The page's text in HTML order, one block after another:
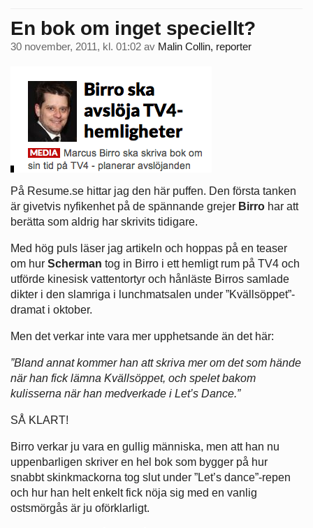
En bok om inget speciellt?
30 november, 2011, kl. 01:02 av Malin Collin, reporter
På Resume.se hittar jag den här puffen. Den första tanken
är givetvis nyfikenhet på de spännande grejer Birro har att
berätta som aldrig har skrivits tidigare.
Med hög puls läser jag artikeln och hoppas på en teaser
om hur Scherman tog in Birro i ett hemligt rum på TV4 och
utförde kinesisk vattentortyr och hånläste Birros samlade
dikter i den slamriga i lunchmatsalen under ”Kvällsöppet”-
dramat i oktober.
Men det verkar inte vara mer upphetsande än det här:
”Bland annat kommer han att skriva mer om det som hände
när han fick lämna Kvällsöppet, och spelet bakom
kulisserna när han medverkade i Let’s Dance.”
SÅ KLART!
Birro verkar ju vara en gullig människa, men att han nu
uppenbarligen skriver en hel bok som bygger på hur
snabbt skinkmackorna tog slut under ”Let’s dance”-repen
och hur han helt enkelt fick nöja sig med en vanlig
ostsmörgås är ju oförklarligt.